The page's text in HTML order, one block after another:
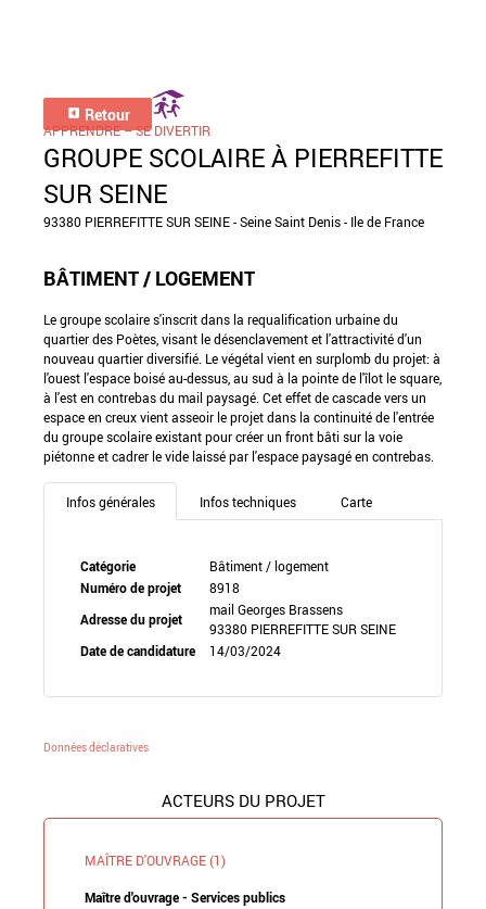
Retour
APPRENDRE – SE DIVERTIR
GROUPE SCOLAIRE À PIERREFITTE
SUR SEINE
93380 PIERREFITTE SUR SEINE - Seine Saint Denis - Ile de France
BÂTIMENT / LOGEMENT
Le groupe scolaire s'inscrit dans la requalification urbaine du
quartier des Poètes, visant le désenclavement et l'attractivité d'un
nouveau quartier diversifié. Le végétal vient en surplomb du projet: à
l'ouest l'espace boisé au-dessus, au sud à la pointe de l'îlot le square,
à l'est en contrebas du mail paysagé. Cet effet de cascade vers un
espace en creux vient asseoir le projet dans la continuité de l'entrée
du groupe scolaire existant pour créer un front bâti sur la voie
piétonne et cadrer le vide laissé par l'espace paysagé en contrebas.
Infos générales Infos techniques Carte
Catégorie
Bâtiment / logement
Numéro de projet
8918
Adresse du projet
mail Georges Brassens
93380 PIERREFITTE SUR SEINE
Date de candidature
14/03/2024
Données déclaratives
ACTEURS DU PROJET
MAÎTRE D'OUVRAGE (1)
Maître d'ouvrage - Services publics